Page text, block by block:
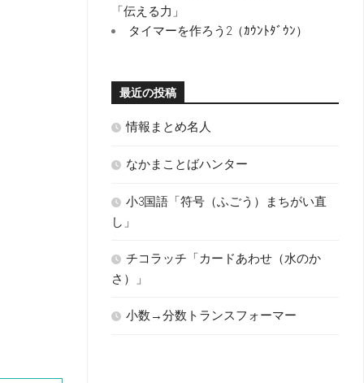
「伝える力」
タイマーを作ろう2（ｶｳﾝﾄﾀﾞｳﾝ）
最近の投稿
情報まとめ名人
なかまことばハンター
小3国語「符号（ふごう）まちがい直
し」
チコラッチ「カードあわせ（水のか
さ）」
小数→分数トランスフォーマー